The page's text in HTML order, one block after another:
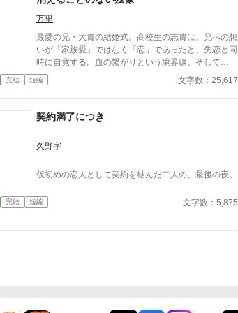
す。 良かったら覗いてみてください。 (^O^)
万里
最愛の兄・大貴の結婚式。高校生の志貴は、兄への想
いが「家族愛」ではなく「恋」であったと、失恋と同
時に自覚する。血の繋がりという境界線、そして
「弟」という役割に縛られ、志貴は想いを封印して祝
福の仮面を被る。 しかし数年後、大貴の息子が成長
いた志貴の時間は歪な形で動き出す。 志貴（し
き）：兄・大貴に長年片思いしているが、告げること
兄。10歳年上。既婚者で律樹の父。無自覚に人を惹
樹（りつき）：大貴の息子。明るく素直だが、志貴に
完結 短編 文字数：25,617
契約満了につき
久野字
仮初めの恋人として契約を結んだ二人の、最後の夜。
完結 短編 文字数：5,875